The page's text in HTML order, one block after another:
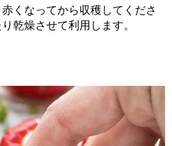
くなってから収穫してくださ
乾燥させて利用します。